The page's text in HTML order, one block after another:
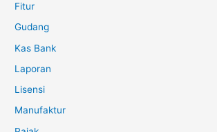
Fitur
Gudang
Kas Bank
Laporan
Lisensi
Manufaktur